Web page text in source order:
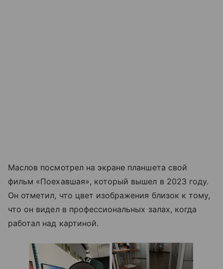
Маслов посмотрел на экране планшета свой
фильм «Поехавшая», который вышел в 2023 году.
Он отметил, что цвет изображения близок к тому,
что он видел в профессиональных залах, когда
работал над картиной.